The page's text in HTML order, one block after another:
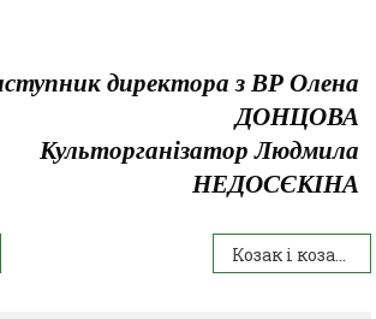
директора з ВР Олена
ДОНЦОВА
Культорганізатор Людмила
НЕДОСЄКІНА
Козак і козачка